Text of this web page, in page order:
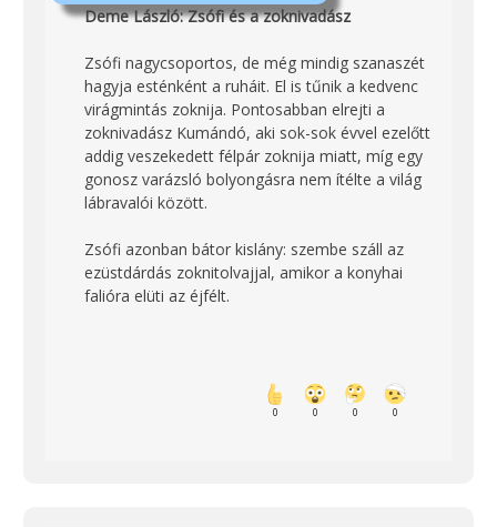
Deme László: Zsófi és a zoknivadász
Zsófi nagycsoportos, de még mindig szanaszét
hagyja esténként a ruháit. El is tűnik a kedvenc
virágmintás zoknija. Pontosabban elrejti a
zoknivadász Kumándó, aki sok-sok évvel ezelőtt
addig veszekedett félpár zoknija miatt, míg egy
gonosz varázsló bolyongásra nem ítélte a világ
lábravalói között.
Zsófi azonban bátor kislány: szembe száll az
ezüstdárdás zoknitolvajjal, amikor a konyhai
falióra elüti az éjfélt.
0 0 0 0